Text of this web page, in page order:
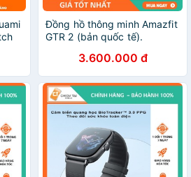
Đồng hồ thông minh Amazfit
GTR 2 (bản quốc tế).
3.600.000 đ